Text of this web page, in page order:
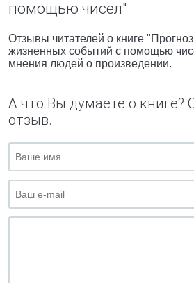
помощью чисел"
Отзывы читателей о книге
жизненных событий с помощью
мнения людей о произведении.
А что Вы думаете о книге?
отзыв.